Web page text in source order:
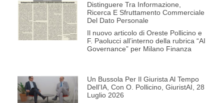
Distinguere Tra Informazione,
Ricerca E Sfruttamento Commerciale
Del Dato Personale
Il nuovo articolo di Oreste Pollicino e
F. Paolucci all’interno della rubrica “AI
Governance” per Milano Finanza
Un Bussola Per Il Giurista Al Tempo
Dell’IA, Con O. Pollicino, GiuristAI, 28
Luglio 2026